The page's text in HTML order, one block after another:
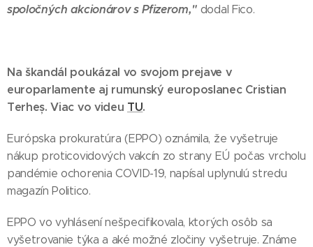
spoločných akcionárov s Pfizerom," dodal Fico.
Na škandál poukázal vo svojom prejave v
europarlamente aj rumunský europoslanec Cristian
Terheș. Viac vo videu TU.
Európska prokuratúra (EPPO) oznámila, že vyšetruje
nákup proticovidových vakcín zo strany EÚ počas vrcholu
pandémie ochorenia COVID-19, napísal uplynulú stredu
magazín Politico.
EPPO vo vyhlásení nešpecifikovala, ktorých osôb sa
vyšetrovanie týka a aké možné zločiny vyšetruje. Známe